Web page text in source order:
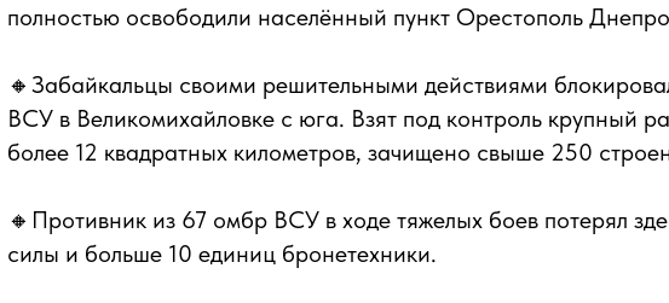
полностью освободили населённый пункт Орестополь
🔸Забайкальцы своими решительными действиями
ВСУ в Великомихайловке с юга. Взят под контроль крупный
более 12 квадратных километров, зачищено свыше 250
🔸Противник из 67 омбр ВСУ в ходе тяжелых боев потерял
силы и больше 10 единиц бронетехники.